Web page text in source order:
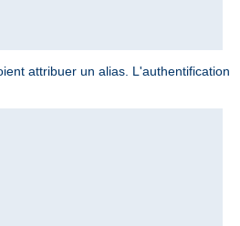
attribuer un alias. L'authentification